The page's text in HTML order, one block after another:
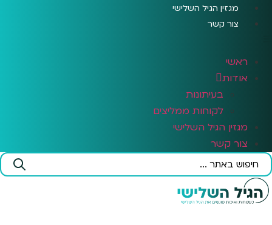
מגזין הגיל השלישי
צור קשר
ראשי
אודות
בעיתונות
לקוחות ממליצים
מגזין הגיל השלישי
צור קשר
Search
...